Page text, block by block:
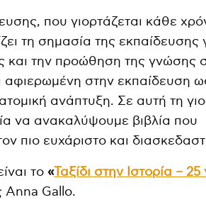
που γιορτάζεται κάθε
τη σημασία της εκπαίδευσης
και την προώθηση της γνώσης
αφιερωμένη στην εκπαίδευση
ανάπτυξη. Σε αυτή τη
να ανακαλύψουμε βιβλία που
πιο ευχάριστο και
το «Ταξίδι στην Ιστορία – 25
Anna Gallo.